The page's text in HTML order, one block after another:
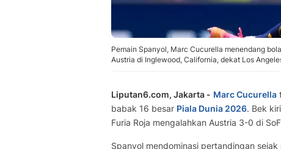
Pemain Spanyol, Marc Cucurella menendang
Austria di Inglewood, California, dekat Los
Liputan6.com, Jakarta - Marc Cucurella
babak 16 besar Piala Dunia 2026. Bek
Furia Roja mengalahkan Austria 3-0 di
Spanyol mendominasi pertandingan